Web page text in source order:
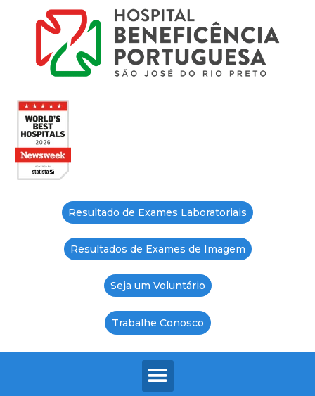
Resultado de Exames Laboratoriais
Resultados de Exames de Imagem
Seja um Voluntário
Trabalhe Conosco